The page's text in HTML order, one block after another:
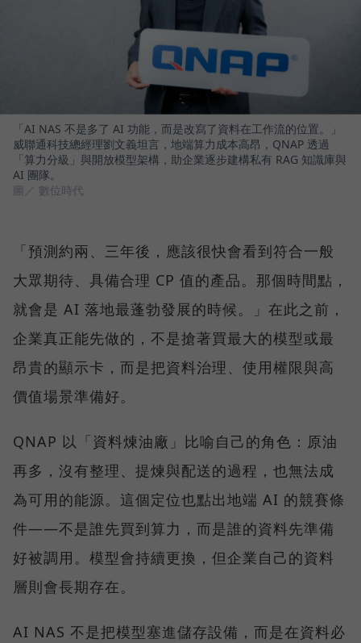
「AI NAS 不是多了 AI 功能，而是改寫了資料在工作流的位置。」
威聯通科技總經理劉文義坦言，地端算力成本高昂，QNAP 透過
「算力分級」與開放模型架構，助企業逐步建構私有 RAG 知識庫與
AI 團隊。
圖／ 數位時代
「預測約兩、三年後，應該很快會看到符合一般
大眾期待、具備合理 CP 值的產品。那個時間點，
就會是 AI 落地最蓬勃發展的時候。」在此之前，
企業真正能先做的，不是搶著買最大的模型或最
昂貴的顯示卡，而是把資料治理、使用權限與高
價值場景準備好。
QNAP 以「資料煉油廠」比喻自己的角色：原油
再多，沒有整理、提煉與配送的過程，也無法成
為可用的能源。這個定位也點出地端 AI 的競賽條
件——不是誰先買到算力，而是誰的資料先準備
好被調用。模型會持續更換，但企業自己的資料
層則會長期存在。
AI NAS 不是把模型塞進儲存設備，而是在資料必